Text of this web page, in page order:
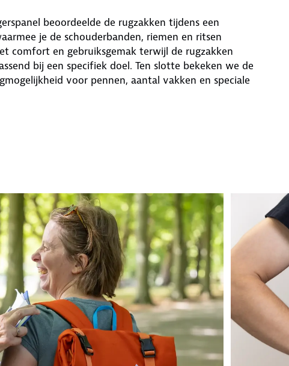
beoordeelde de rugzakken tijdens een
je de schouderbanden, riemen en ritsen
comfort en gebruiksgemak terwijl de rugzakken
bij een specifiek doel. Ten slotte bekeken we de
voor pennen, aantal vakken en speciale